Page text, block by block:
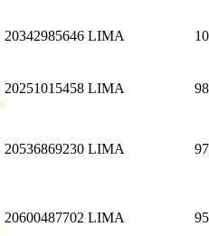
20342985646 LIMA
20251015458 LIMA
20536869230 LIMA
20600487702 LIMA